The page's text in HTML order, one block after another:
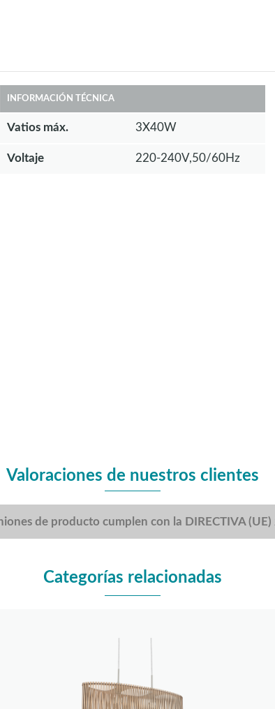
INFORMACIÓN TÉCNICA
Vatios máx. 3X40W
Voltaje 220-240V,50/60Hz
Valoraciones de nuestros clientes
de producto cumplen con la DIRECTIVA
Categorías relacionadas